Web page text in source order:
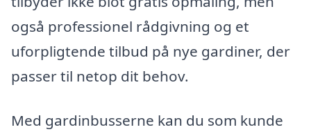
også professionel rådgivning og et
uforpligtende tilbud på nye gardiner, der
passer til netop dit behov.
Med gardinbusserne kan du som kunde